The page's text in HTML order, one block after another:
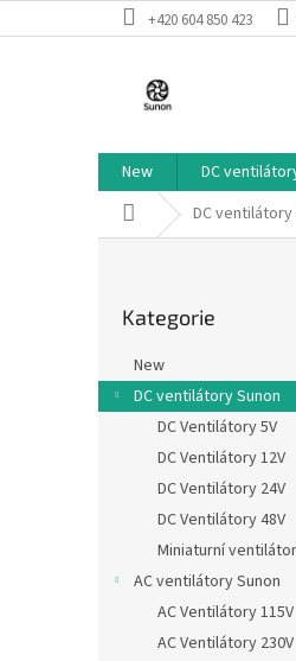
na
+420 604 850 423
New DC
Domů DC ventilátory
a
n
kategorie
Kategorie
New
DC ventilátory Sunon
DC Ventilátory 5V
DC Ventilátory 12V
DC Ventilátory 24V
DC Ventilátory 48V
Miniaturní
AC ventilátory Sunon
AC Ventilátory 115V
AC Ventilátory 230V